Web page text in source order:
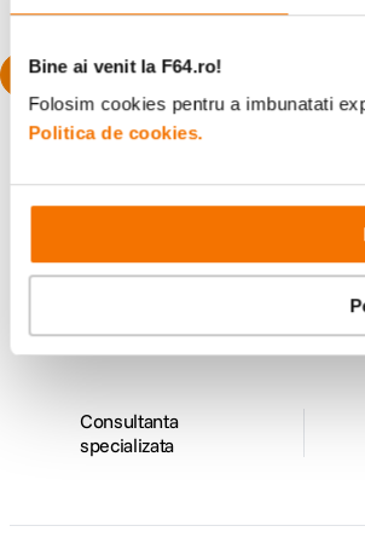
Bine ai venit la F64.ro!
Folosim cookies pentru a imbunatati
Politica de cookies.
Alatura-te comunitatii
Descopera inspiratie,
Consultanta
specializata